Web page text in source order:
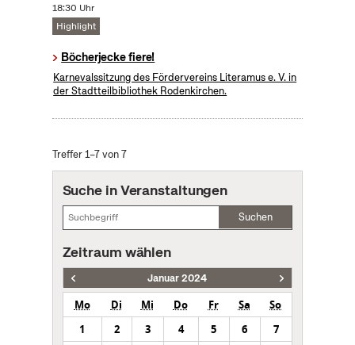
18:30 Uhr
Highlight
Böcherjecke fiere!
Karnevalssitzung des Fördervereins Literamus e. V. in
der Stadtteilbibliothek Rodenkirchen.
Treffer 1–7 von 7
Suche in Veranstaltungen
Suchen
Zeitraum wählen
Januar 2024
Mo Di Mi Do Fr Sa
So
1
2 3 4 5 6
7